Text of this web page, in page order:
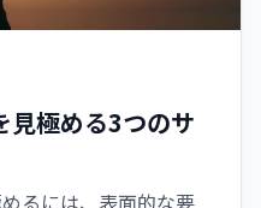
見極める3つのサ
るには、表面的な要